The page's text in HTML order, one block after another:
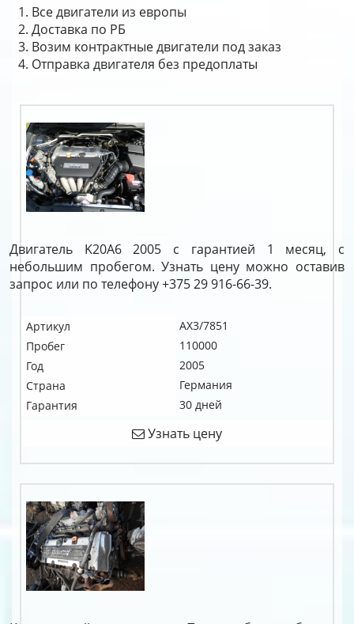
Все двигатели из европы
Доставка по РБ
Возим контрактные двигатели под заказ
Отправка двигателя без предоплаты
Двигатель K20A6 2005 с гарантией 1 месяц, с
небольшим пробегом. Узнать цену можно оставив
запрос или по телефону +375 29 916-66-39.
Артикул
AX3/7851
Пробег
110000
Год
2005
Страна
Германия
Гарантия
30 дней
Узнать цену